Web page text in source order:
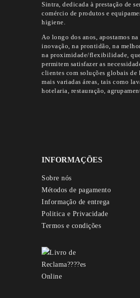
Sintra, dedicada à prestação de
comércio de produtos e
higiene.
Ao longo dos anos, apostamos na
inovação, na prontidão, na
na proximidade/flexibilidade,
permitem satisfazer as
clientes com soluções globais de
mais variadas áreas, tais como
hotelaria, restauração,
INFORMAÇÕES
Sobre nós
Métodos de pagamento
Informação de entrega
Politica e Privacidade
Termos e condições